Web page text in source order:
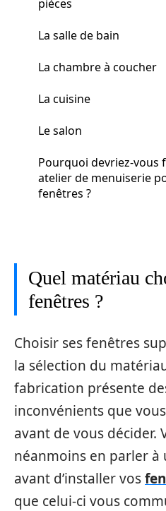
pièces
La salle de bain
La chambre à coucher
La cuisine
Le salon
Pourquoi devriez-vous
atelier de menuiserie
fenêtres ?
Quel matériau
fenêtres ?
Choisir ses fenêtres
la sélection du
fabrication présente
inconvénients que
avant de vous décider.
néanmoins en parler à
avant d’installer vos
que celui-ci vous